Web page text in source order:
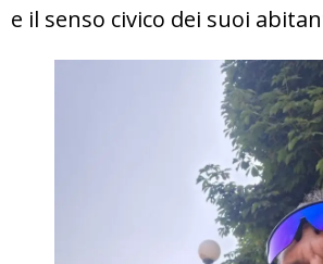
e il senso civico dei suoi